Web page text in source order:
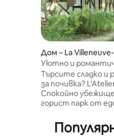
Дом – La
vrie
Уютно и
Париж и Живерни
Търсите сладко
за почивка?
Спокойно
горист парк от
до всички
предлага всички